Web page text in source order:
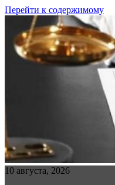
Перейти к содержимому
10 августа, 2026